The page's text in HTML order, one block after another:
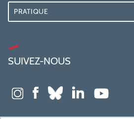
PRATIQUE
SUIVEZ-NOUS